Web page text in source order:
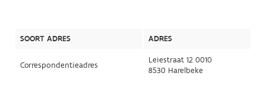
SOORT ADRES ADRES
Correspondentieadres
Leiestraat 12 0010
8530 Harelbeke